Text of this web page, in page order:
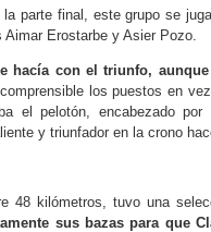
parte final, este grupo se
Erostarbe y Asier Pozo.
hacía con el triunfo,
los puestos en
el pelotón, encabezado
y triunfador en la crono
48 kilómetros, tuvo una
sus bazas para que